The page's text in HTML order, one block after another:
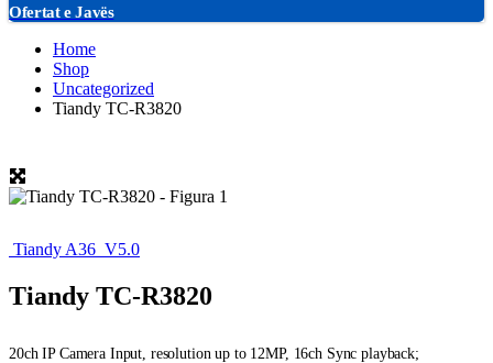
Ofertat e Javës
Home
Shop
Uncategorized
Tiandy TC-R3820
Tiandy A36_V5.0
Tiandy TC-R3820
20ch IP Camera Input, resolution up to 12MP, 16ch Sync playback;